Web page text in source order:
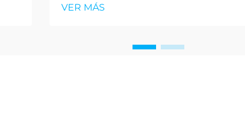
parámetros críticos que indican
contaminación y el rendimiento del
VER MÁS